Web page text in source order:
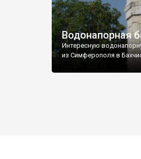
Водонапорная
Интересную
из Симферополя в